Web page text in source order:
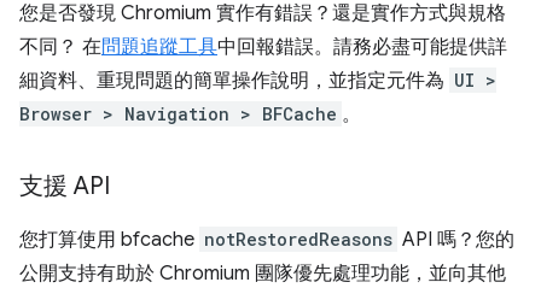
您是否發現 Chromium 實作有錯誤？還是實作方式與規格
不同？ 在問題追蹤工具中回報錯誤。請務必盡可能提供詳
細資料、重現問題的簡單操作說明，並指定元件為 UI >
Browser > Navigation > BFCache 。
支援 API
您打算使用 bfcache notRestoredReasons API 嗎？您的
公開支持有助於 Chromium 團隊優先處理功能，並向其他